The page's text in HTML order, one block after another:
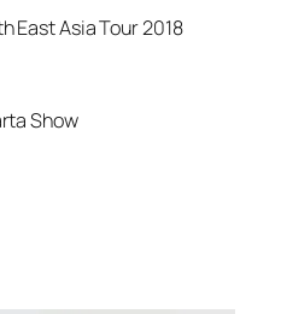
East Asia Tour 2018
Show